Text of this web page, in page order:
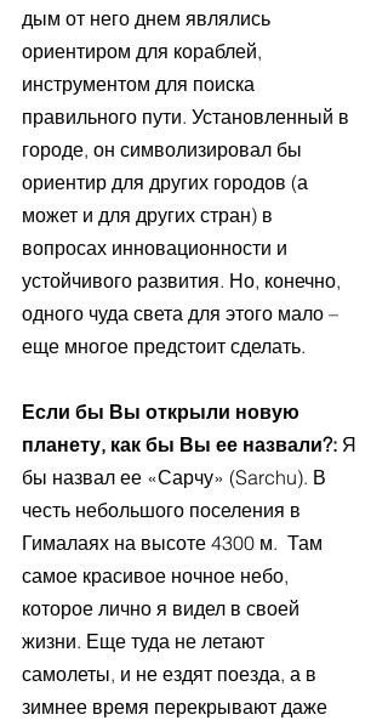
дым от него днем являлись
ориентиром для кораблей,
инструментом для поиска
правильного пути. Установленный в
городе, он символизировал бы
ориентир для других городов (а
может и для других стран) в
вопросах инновационности и
устойчивого развития. Но, конечно,
одного чуда света для этого мало –
еще многое предстоит сделать.
Если бы Вы открыли новую
планету, как бы Вы ее назвали?: Я
бы назвал ее «Сарчу» (Sarchu). В
честь небольшого поселения в
Гималаях на высоте 4300 м.  Там
самое красивое ночное небо,
которое лично я видел в своей
жизни. Еще туда не летают
самолеты, и не ездят поезда, а в
зимнее время перекрывают даже